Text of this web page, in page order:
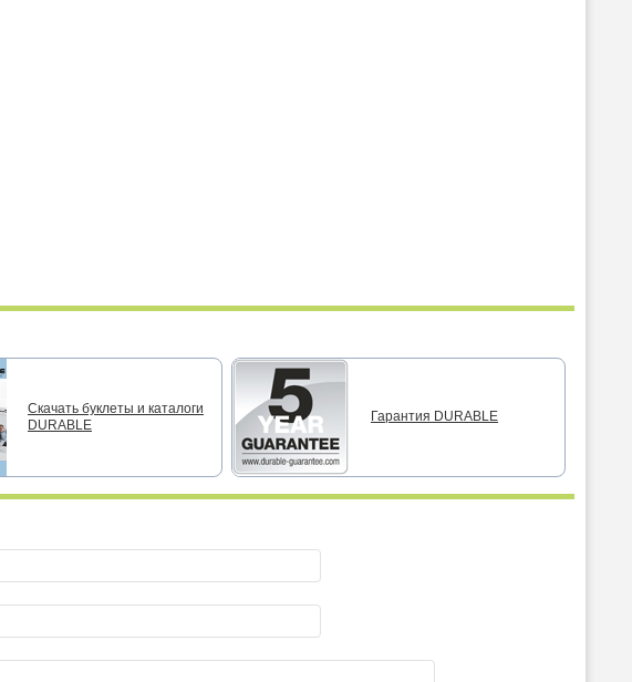
Скачать буклеты и каталоги
DURABLE
Гарантия DURABLE